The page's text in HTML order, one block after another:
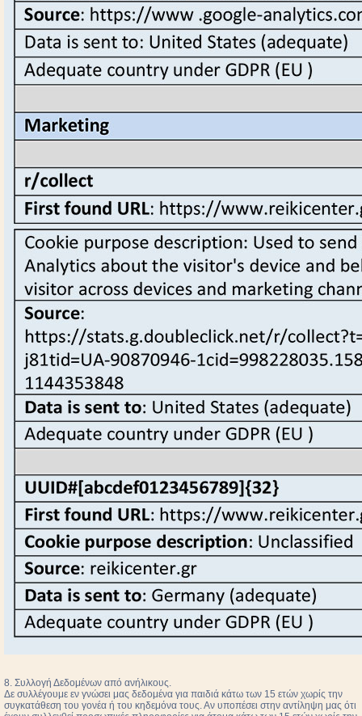
8. Συλλογή Δεδομένων από ανήλικους.
Δε συλλέγουμε εν γνώσει μας δεδομένα για παιδιά κάτω των 15 ετών χωρίς την
συγκατάθεση του γονέα ή του κηδεμόνα τους. Αν υποπέσει στην αντίληψη μας ότι